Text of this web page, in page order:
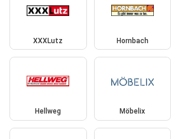
XXXLutz Hornbach
Hellweg Möbelix